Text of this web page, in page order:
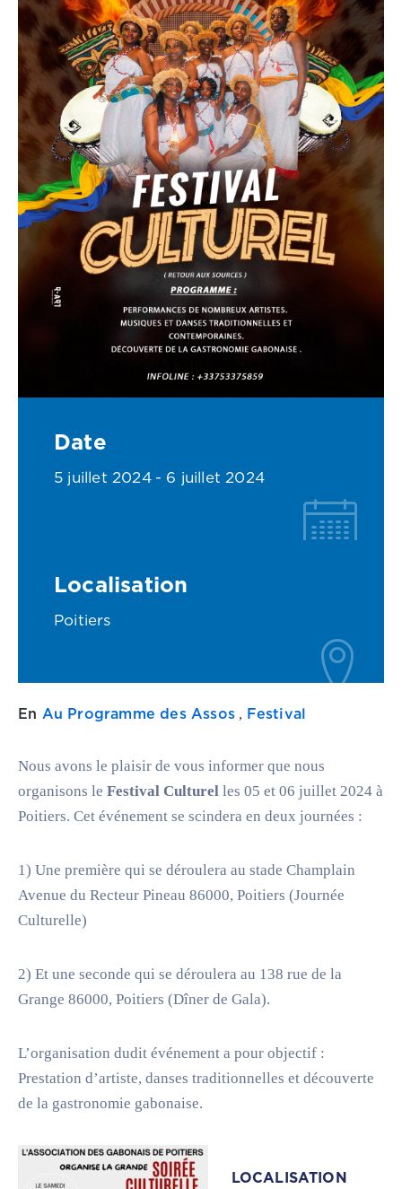
CGF
Faire
Un
Don
Presse
Actualités
Assurance
Décès
Date
5 juillet 2024 - 6 juillet 2024
Localisation
Poitiers
En Au Programme des Assos , Festival
Nous avons le plaisir de vous informer que nous
organisons le Festival Culturel les 05 et 06 juillet 2024 à
Poitiers. Cet événement se scindera en deux journées :
1) Une première qui se déroulera au stade Champlain
Avenue du Recteur Pineau 86000, Poitiers (Journée
Culturelle)
2) Et une seconde qui se déroulera au 138 rue de la
Grange 86000, Poitiers (Dîner de Gala).
L’organisation dudit événement a pour objectif :
Prestation d’artiste, danses traditionnelles et découverte
de la gastronomie gabonaise.
LOCALISATION